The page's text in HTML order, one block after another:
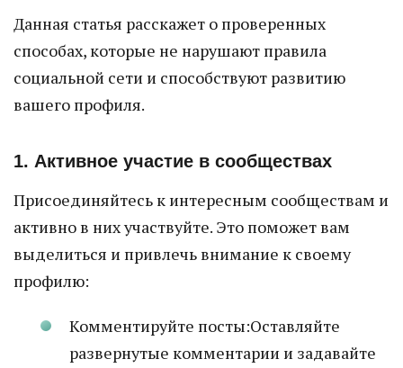
Данная статья расскажет о проверенных
способах, которые не нарушают правила
социальной сети и способствуют развитию
вашего профиля.
1. Активное участие в сообществах
Присоединяйтесь к интересным сообществам и
активно в них участвуйте. Это поможет вам
выделиться и привлечь внимание к своему
профилю:
Комментируйте посты:Оставляйте
развернутые комментарии и задавайте